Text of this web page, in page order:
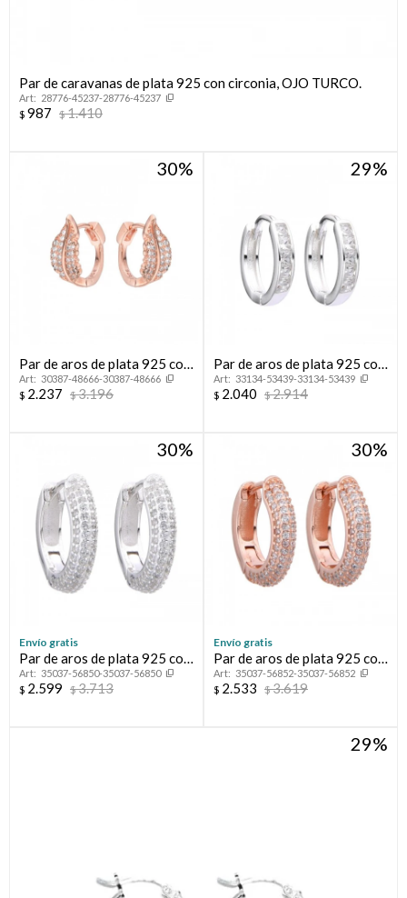
Par de caravanas de plata 925 con circonia, OJO TURCO.
28776-45237-28776-45237
$ 987 $1.410
30
Par de aros de plata 925 con
baño de oro rosado con
circonias, HOJAS.
30387-48666-30387-48666
$ 2.237 $3.196
29
Par de aros de plata 925 con
circonias.
33134-53439-33134-53439
$ 2.040 $2.914
30
Envío gratis
Par de aros de plata 925 con
circonias.
35037-56850-35037-56850
$ 2.599 $3.713
30
Envío gratis
Par de aros de plata 925 con
baño de oro rosado y
circonias.
35037-56852-35037-56852
$ 2.533 $3.619
29